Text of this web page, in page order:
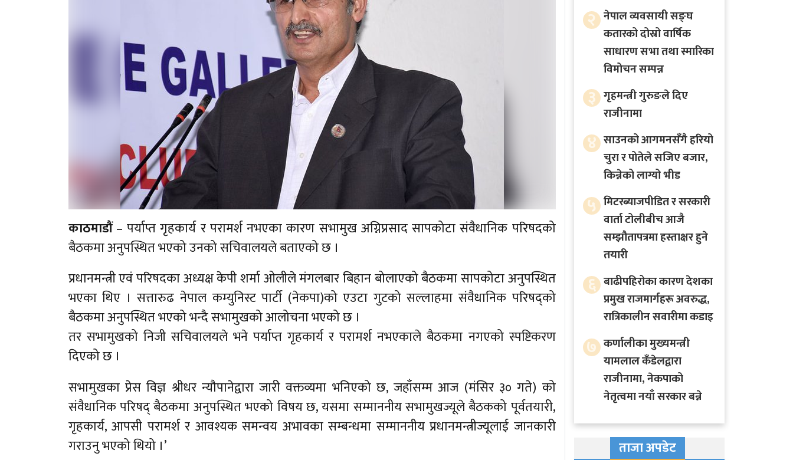
काठमाडौं– पर्याप्त गृहकार्य र परामर्श नभएका कारण सभामुख अग्निप्रसाद सापकोटा संवैधानिक परिषदको
बैठकमा अनुपस्थित भएको उनको सचिवालयले बताएको छ ।
प्रधानमन्त्री एवं परिषदका अध्यक्ष केपी शर्मा ओलीले मंगलबार बिहान बोलाएको बैठकमा सापकोटा अनुपस्थित
भएका थिए । सत्तारुढ नेपाल कम्युनिस्ट पार्टी (नेकपा)को एउटा गुटको सल्लाहमा संवैधानिक परिषद्को
बैठकमा अनुपस्थित भएको भन्दै सभामुखको आलोचना भएको छ ।
तर सभामुखको निजी सचिवालयले भने पर्याप्त गृहकार्य र परामर्श नभएकाले बैठकमा नगएको स्पष्टिकरण
दिएको छ ।
सभामुखका प्रेस विज्ञ श्रीधर न्यौपानेद्वारा जारी वक्तव्यमा भनिएको छ, जहाँसम्म आज (मंसिर ३० गते) को
संवैधानिक परिषद् बैठकमा अनुपस्थित भएको विषय छ, यसमा सम्माननीय सभामुखज्यूले बैठकको पूर्वतयारी,
गृहकार्य, आपसी परामर्श र आवश्यक समन्वय अभावका सम्बन्धमा सम्माननीय प्रधानमन्त्रीज्यूलाई जानकारी
गराउनु भएको थियो ।’
२ नेपाल व्यवसायी सङ्घ
कतारको दोस्रो वार्षिक
साधारण सभा तथा स्मारिका
विमोचन सम्पन्न
३ गृहमन्त्री गुरुङले दिए
राजीनामा
४ साउनको आगमनसँगै हरियो
चुरा र पोतेले सजिए बजार,
किन्नेको लाग्यो भीड
५ मिटरब्याजपीडित र सरकारी
वार्ता टोलीबीच आजै
सम्झौतापत्रमा हस्ताक्षर हुने
तयारी
६ बाढीपहिरोका कारण देशका
प्रमुख राजमार्गहरू अवरुद्ध,
रात्रिकालीन सवारीमा कडाइ
७ कर्णालीका मुख्यमन्त्री
यामलाल कँडेलद्वारा
राजीनामा, नेकपाको
नेतृत्वमा नयाँ सरकार बन्ने
ताजा अपडेट